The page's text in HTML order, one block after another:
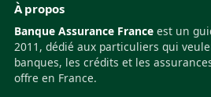
À propos
Banque Assurance France est un
2011, dédié aux particuliers qui
banques, les crédits et les
offre en France.